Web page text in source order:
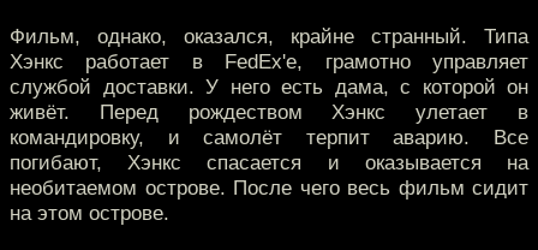
Фильм, однако, оказался, крайне странный. Типа
Хэнкс работает в FedEx'e, грамотно управляет
службой доставки. У него есть дама, с которой он
живёт. Перед рождеством Хэнкс улетает в
командировку, и самолёт терпит аварию. Все
погибают, Хэнкс спасается и оказывается на
необитаемом острове. После чего весь фильм сидит
на этом острове.